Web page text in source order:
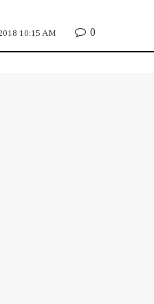
10:15 AM 0